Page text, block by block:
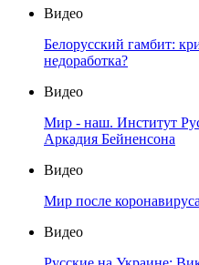
Видео
Белорусский гамбит:
недоработка?
Видео
Мир - наш. Институт
Аркадия Бейненсона
Видео
Мир после
Видео